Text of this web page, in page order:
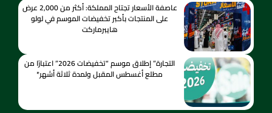
عاصفة الأسعار تجتاح المملكة: أكثر من 2,000 عرض
على المنتجات بأكبر تخفيضات الموسم في لولو
هايبرماركت
التجارة” إطلاق موسم “تخفيضات 2026” اعتبارًا من
مطلع أغسطس المقبل ولمدة ثلاثة أشهر*